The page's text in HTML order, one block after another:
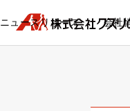
ニュースリリース 会社